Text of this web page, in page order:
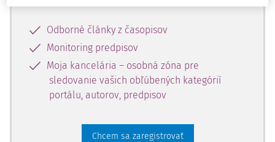
Odborné články z časopisov
Monitoring predpisov
Moja kancelária – osobná zóna pre
sledovanie vašich obľúbených kategórií
portálu, autorov, predpisov
Chcem sa zaregistrovať